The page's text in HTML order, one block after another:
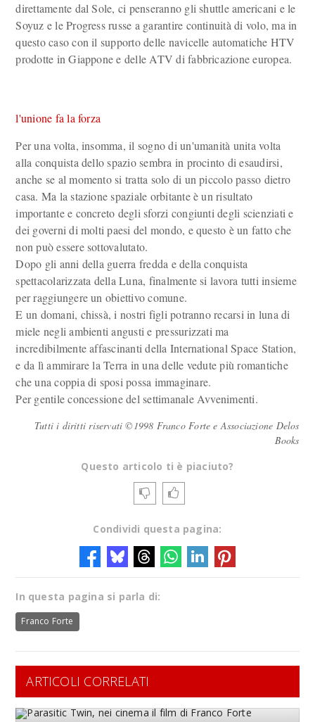
direttamente dal Sole, ci penseranno gli shuttle americani e le
Soyuz e le Progress russe a garantire continuità di volo, ma in
questo caso con il supporto delle navicelle automatiche HTV
prodotte in Giappone e delle ATV di fabbricazione europea.
l'unione fa la forza
Per una volta, insomma, il sogno di un'umanità unita volta
alla conquista dello spazio sembra in procinto di esaudirsi,
anche se al momento si tratta solo di un piccolo passo dietro
casa. Ma la stazione spaziale orbitante è un risultato
importante e concreto degli sforzi congiunti degli scienziati e
dei governi di molti paesi del mondo, e questo è un fatto che
non può essere sottovalutato.
Dopo gli anni della guerra fredda e della conquista
spettacolarizzata della Luna, finalmente si lavora tutti insieme
per raggiungere un obiettivo comune.
E un domani, chissà, i nostri figli potranno recarsi in luna di
miele negli ambienti angusti e pressurizzati ma
incredibilmente affascinanti della International Space Station,
e da lì ammirare la Terra in una delle vedute più romantiche
che una coppia di sposi possa immaginare.
Per gentile concessione del settimanale Avvenimenti.
Tutti i diritti riservati ©1998 Franco Forte e Associazione Delos
Books
Questo articolo ti è piaciuto?
Condividi questa pagina:
In questa pagina si parla di:
Franco Forte
ARTICOLI CORRELATI